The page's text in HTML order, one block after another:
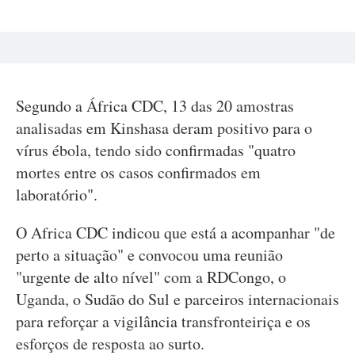
Segundo a África CDC, 13 das 20 amostras
analisadas em Kinshasa deram positivo para o
vírus ébola, tendo sido confirmadas "quatro
mortes entre os casos confirmados em
laboratório".
O Africa CDC indicou que está a acompanhar "de
perto a situação" e convocou uma reunião
"urgente de alto nível" com a RDCongo, o
Uganda, o Sudão do Sul e parceiros internacionais
para reforçar a vigilância transfronteiriça e os
esforços de resposta ao surto.